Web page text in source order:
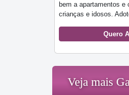
bem a apartamentos e
crianças e idosos.
Quero
Veja mais